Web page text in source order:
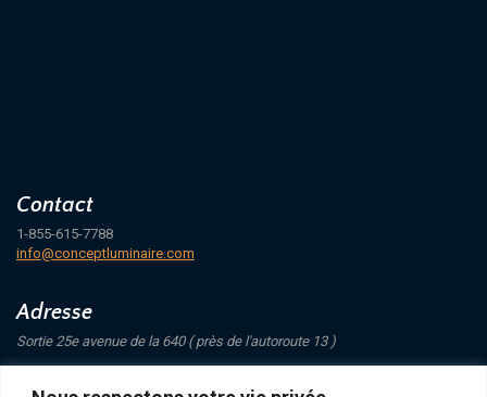
Contact
1-855-615-7788
info@conceptluminaire.com
Adresse
Sortie 25e avenue de la 640 ( près de l'autoroute 13 )